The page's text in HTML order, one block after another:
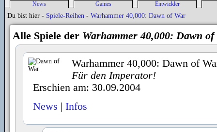
News
Alle News
sonstige News
Games
Spieleliste
Release Liste
Previews
Entwickler
Entwickler-News
Du bist hier - Spiele-Reihen - Warhammer 40,000: Dawn of War
Alle Spiele der Warhammer 40,000: Dawn of
Warhammer 40,000: Dawn of
Für den Imperator!
Erschien am: 30.09.2004
News | Infos